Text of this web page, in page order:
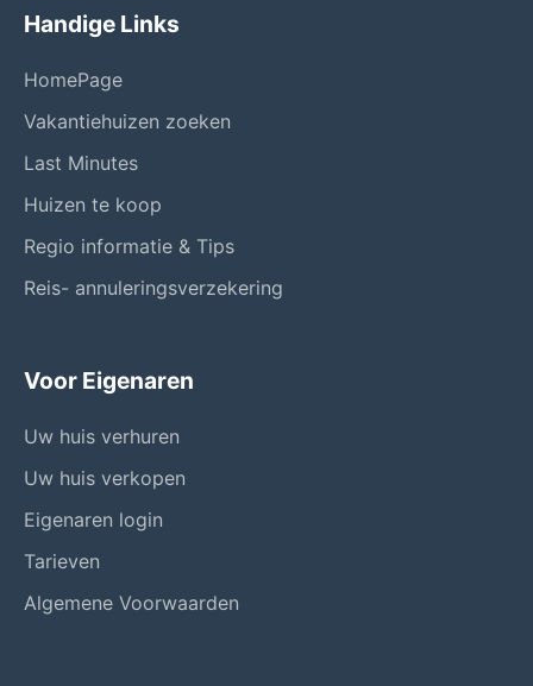
Handige Links
HomePage
Vakantiehuizen zoeken
Last Minutes
Huizen te koop
Regio informatie & Tips
Reis- annuleringsverzekering
Voor Eigenaren
Uw huis verhuren
Uw huis verkopen
Eigenaren login
Tarieven
Algemene Voorwaarden